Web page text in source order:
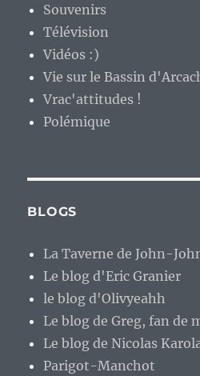
Souvenirs
Télévision
Vidéos :)
Vie sur le Bassin
Vrac'attitudes !
Polémique
BLOGS
La Taverne de John-
Le blog d'Eric Granier
le blog d'Olivyeahh
Le blog de Greg, fan de
Le blog de Nicolas
Parigot-Manchot